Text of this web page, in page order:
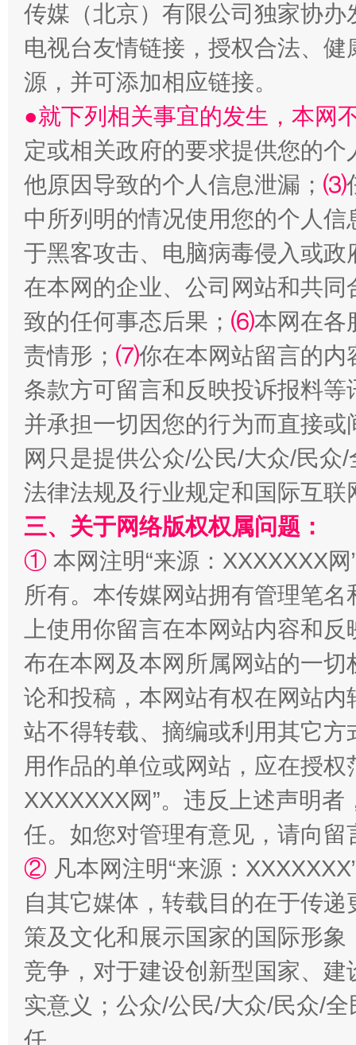
全民健身五年计划来了！等你上场
阿坝州三大球赛在茂县开幕 规模
国家大学科技园优化重塑工作
扯下公款旅游的“隐身衣” 如何以
传媒（北京）有限公司独家协
电视台友情链接，授权合法、
源，并可添加相应链接。
●就下列相关事宜的发生，本网
定或相关政府的要求提供您的个
他原因导致的个人信息泄漏； ⑶
中所列明的情况使用您的个人
于黑客攻击、电脑病毒侵入或
在本网的企业、公司网站和共
致的任何事态后果； ⑹本网在各
责情形； ⑺你在本网站留言的内
条款方可留言和反映投诉报料
并承担一切因您的行为而直接
网只是提供公众/公民/大众/民
法律法规及行业规定和国际互
三、关于网络版权权属问题：
① 本网注明“来源：XXXXXXX
所有。本传媒网站拥有管理笔
上使用你留言在本网站内容和
布在本网及本网所属网站的一
论和投稿，本网站有权在网站
站不得转载、摘编或利用其它
用作品的单位或网站，应在授
XXXXXXX网”。违反上述声明
任。如您对管理有意见，请向
② 凡本网注明“来源：
自其它媒体，转载目的在于传
策及文化和展示国家的国际形
竞争，对于建设创新型国家、
实意义；公众/公民/大众/民众/
任。